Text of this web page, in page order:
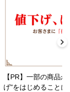
【PR】一部の商品
げ"をはじめること